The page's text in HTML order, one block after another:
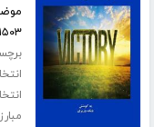
۱۵۰۳ صفحه